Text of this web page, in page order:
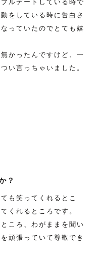
ルデートしている時で
をしている時に告白さ
っていたのでとても嬉
かったんですけど、一
い言っちゃいました。
？
も笑ってくれるとこ
くれるところです。
ころ、わがままを聞い
頑張っていて尊敬でき